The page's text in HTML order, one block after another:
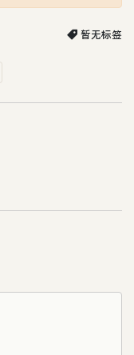
暂无标签